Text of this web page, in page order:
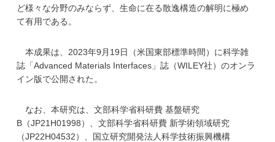
ど様々な分野のみならず、生命に在る散逸構造の解明に極め
て有用である。
本成果は、2023年9月19日（米国東部標準時間）に科学雑
誌「Advanced Materials Interfaces」誌（WILEY社）のオンラ
イン版で公開された。
なお、本研究は、文部科学省科研費 基盤研究
B（JP21H01998）、文部科学省科研費 新学術領域研究
（JP22H04532）、国立研究開発法人科学技術振興機構